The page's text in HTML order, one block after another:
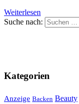
Weiterlesen
Suche nach:
Kategorien
Anzeige Backen Beauty